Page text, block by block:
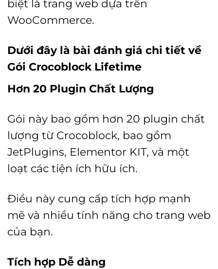
biệt là trang web dựa trên
WooCommerce.
Dưới đây là bài đánh giá chi tiết về
Gói Crocoblock Lifetime
Hơn 20 Plugin Chất Lượng
Gói này bao gồm hơn 20 plugin chất
lượng từ Crocoblock, bao gồm
JetPlugins, Elementor KIT, và một
loạt các tiện ích hữu ích.
Điều này cung cấp tích hợp mạnh
mẽ và nhiều tính năng cho trang web
của bạn.
Tích hợp Dễ dàng